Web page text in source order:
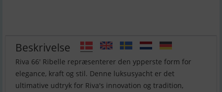
Beskrivelse
Riva 66′ Ribelle repræsenterer den ypperste form for
elegance, kraft og stil. Denne luksusyacht er det
ultimative udtryk for Riva's innovation og tradition,